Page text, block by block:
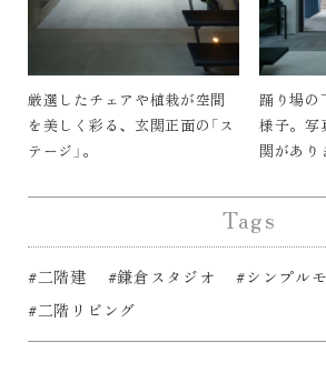
厳選したチェアや植栽が空間
を美しく彩る、玄関正面の「ス
テージ」。
踊り場の
様子。写
関があり
Tags
#二階建 #鎌倉スタジオ #シンプル
#二階リビング